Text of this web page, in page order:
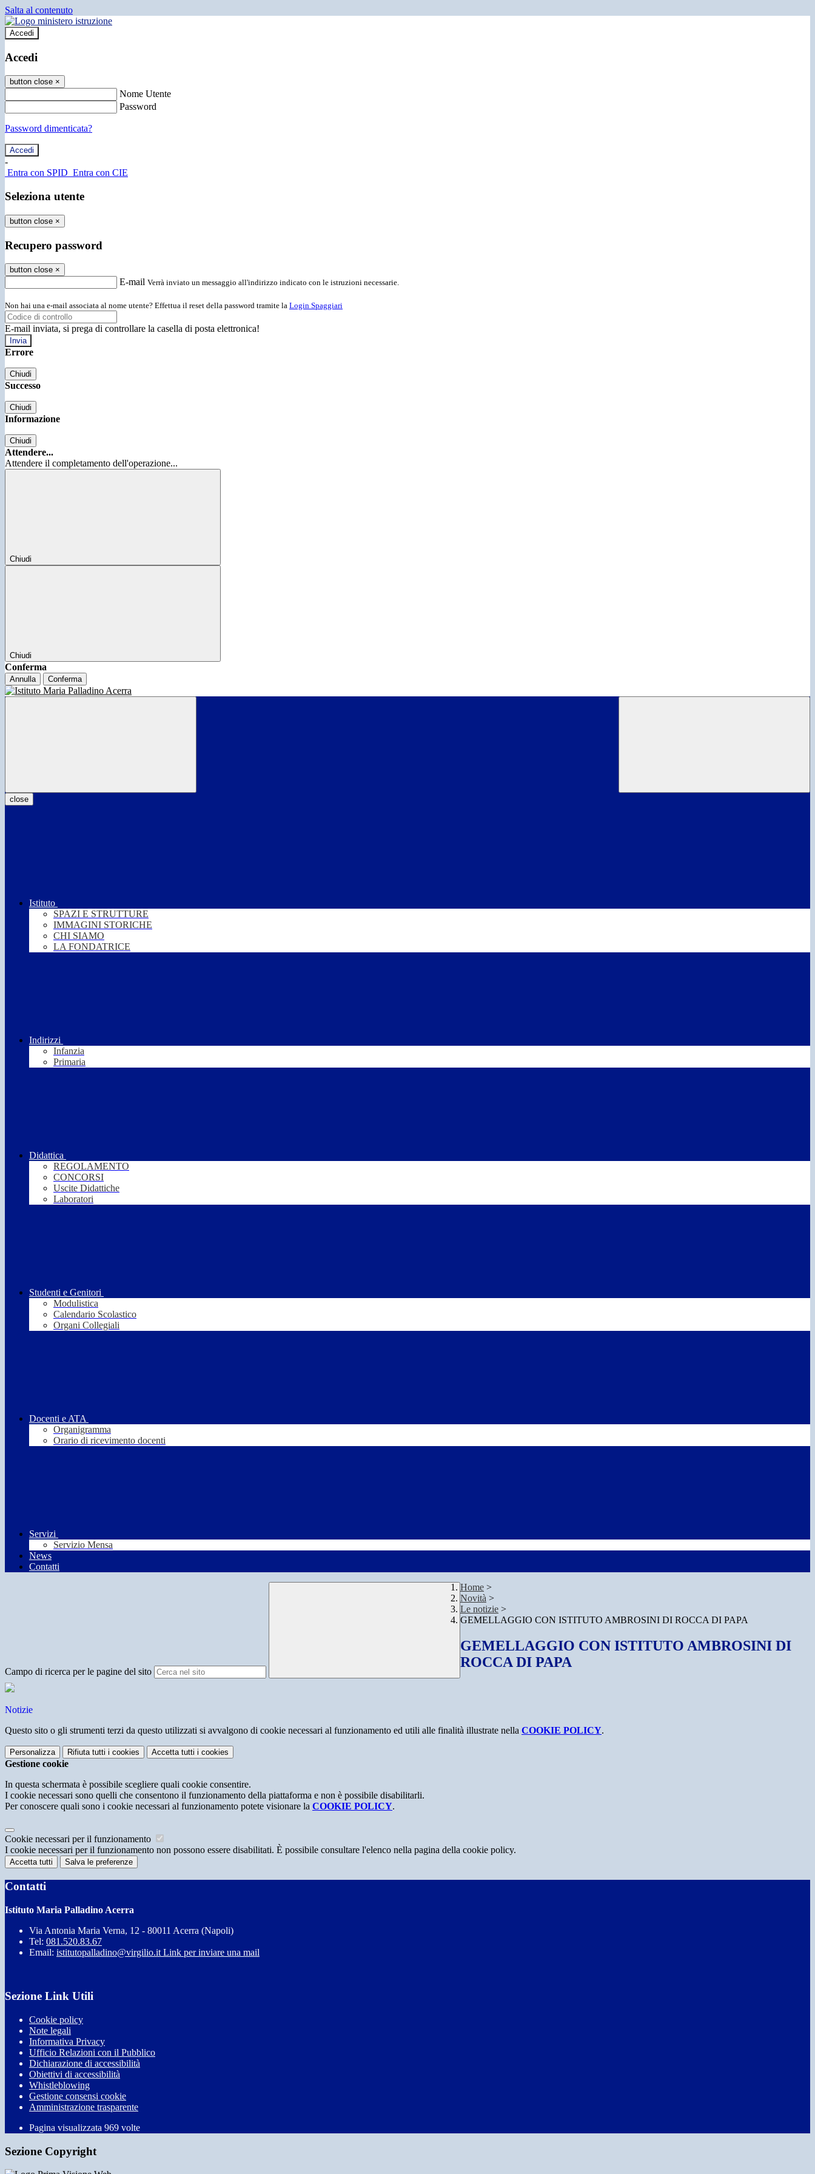
Salta al contenuto
Accedi
Accedi
button close ×
Nome Utente
Password
Password dimenticata?
-
Entra con SPID Entra con CIE
Seleziona utente
button close ×
Recupero password
button close ×
E-mail Verrà inviato un messaggio all'indirizzo indicato con le istruzioni necessarie.
Non hai una e-mail associata al nome utente? Effettua il reset della password tramite la Login Spaggiari
E-mail inviata, si prega di controllare la casella di posta elettronica!
Errore
Chiudi
Successo
Chiudi
Informazione
Chiudi
Attendere...
Attendere il completamento dell'operazione...
Chiudi
Chiudi
Conferma
Annulla Conferma
close
Istituto
SPAZI E STRUTTURE
IMMAGINI STORICHE
CHI SIAMO
LA FONDATRICE
Indirizzi
Infanzia
Primaria
Didattica
REGOLAMENTO
CONCORSI
Uscite Didattiche
Laboratori
Studenti e Genitori
Modulistica
Calendario Scolastico
Organi Collegiali
Docenti e ATA
Organigramma
Orario di ricevimento docenti
Servizi
Servizio Mensa
News
Contatti
Campo di ricerca per le pagine del sito
Home >
Novità >
Le notizie >
GEMELLAGGIO CON ISTITUTO AMBROSINI DI ROCCA DI PAPA
GEMELLAGGIO CON ISTITUTO AMBROSINI DI
ROCCA DI PAPA
Notizie
Questo sito o gli strumenti terzi da questo utilizzati si avvalgono di cookie necessari al funzionamento ed utili alle finalità illustrate nella COOKIE POLICY.
Personalizza Rifiuta tutti i cookies Accetta tutti i cookies
Gestione cookie
In questa schermata è possibile scegliere quali cookie consentire.
I cookie necessari sono quelli che consentono il funzionamento della piattaforma e non è possibile disabilitarli.
Per conoscere quali sono i cookie necessari al funzionamento potete visionare la COOKIE POLICY.
Cookie necessari per il funzionamento
I cookie necessari per il funzionamento non possono essere disabilitati. È possibile consultare l'elenco nella pagina della cookie policy.
Accetta tutti Salva le preferenze
Contatti
Istituto Maria Palladino Acerra
Via Antonia Maria Verna, 12 - 80011 Acerra (Napoli)
Tel: 081.520.83.67
Email: istitutopalladino@virgilio.it Link per inviare una mail
Sezione Link Utili
Cookie policy
Note legali
Informativa Privacy
Ufficio Relazioni con il Pubblico
Dichiarazione di accessibilità
Obiettivi di accessibilità
Whistleblowing
Gestione consensi cookie
Amministrazione trasparente
Pagina visualizzata 969 volte
Sezione Copyright